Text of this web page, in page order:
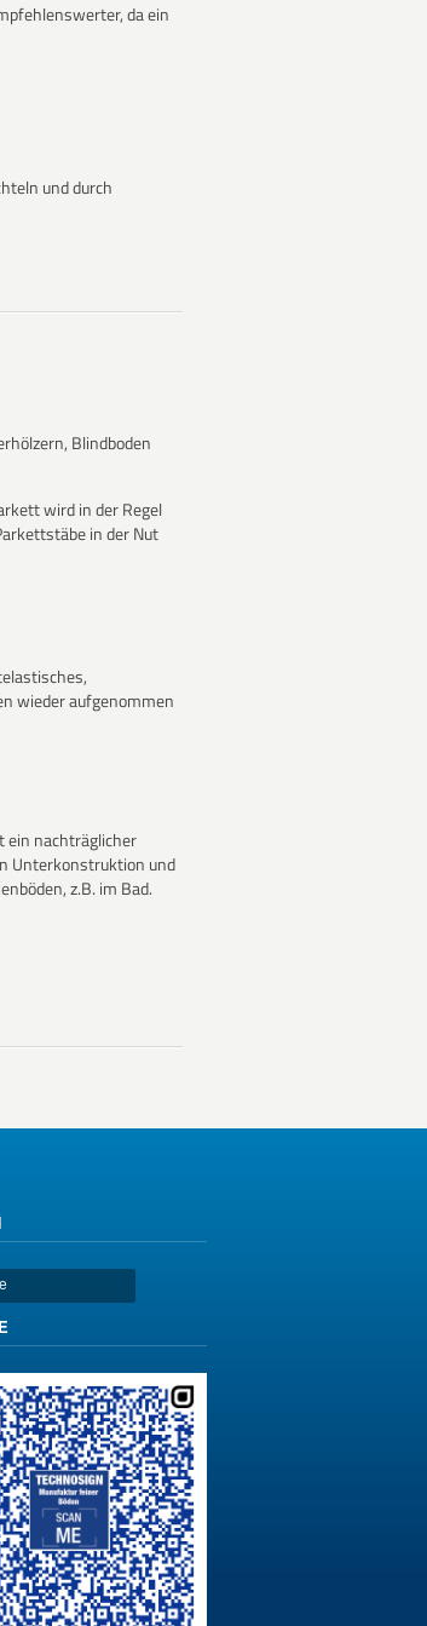
da ein
und durch
Blindboden
wird in der Regel
in der Nut
wieder aufgenommen
ein nachträglicher
Unterkonstruktion und
z.B. im Bad.